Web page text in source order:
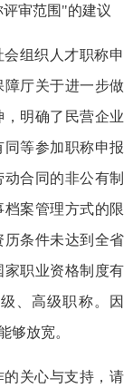
审范围"的建议
组织人才职称申
厅关于进一步做
明确了民营企业
等参加职称申报
合同的非公有制
案管理方式的限
条件未达到全省
职业资格制度有
、高级职称。因
够放宽。
关心与支持，请